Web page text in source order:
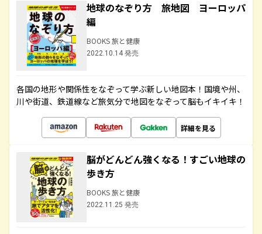
地球のなぞり方 旅地図 ヨーロッパ
編
BOOKS 旅と健康
2022.10.14 発売
各国の地形や関係性をなぞって学ぶ新しい地図本！国境や州、
川や街道、鉄道線など旅気分で地図をなぞって脳もイキイキ！
詳細を見る
脳がどんどん強くなる！すごい地球の
歩き方
BOOKS 旅と健康
2022.11.25 発売